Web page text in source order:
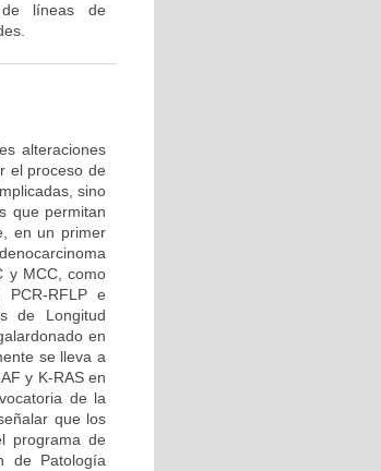
de líneas de
alteraciones
el proceso de
sino
que permitan
en un primer
y MCC, como
PCR-RFLP e
de Longitud
en
se lleva a
y K-RAS en
de la
que los
programa de
de Patología